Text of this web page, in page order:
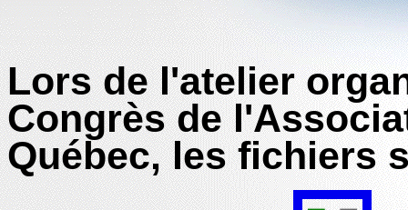
Lors de l'atelier
Congrès de
Québec, les fichiers